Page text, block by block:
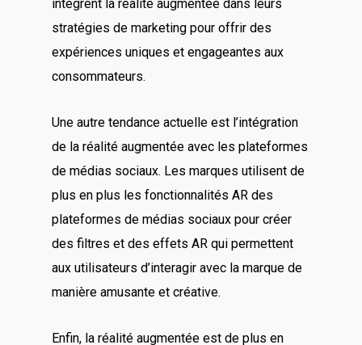
intègrent la réalité augmentée dans leurs
stratégies de marketing pour offrir des
expériences uniques et engageantes aux
consommateurs.
Une autre tendance actuelle est l’intégration
de la réalité augmentée avec les plateformes
de médias sociaux. Les marques utilisent de
plus en plus les fonctionnalités AR des
plateformes de médias sociaux pour créer
des filtres et des effets AR qui permettent
aux utilisateurs d’interagir avec la marque de
manière amusante et créative.
Enfin, la réalité augmentée est de plus en